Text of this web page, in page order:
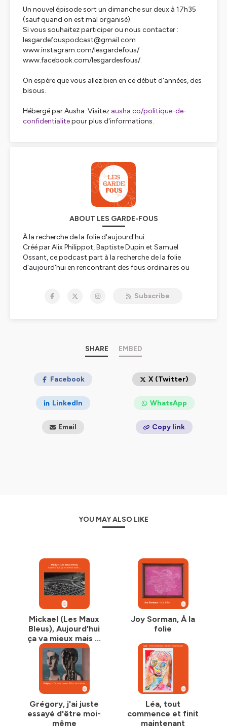
Un nouvel épisode sort un dimanche sur deux à 17h35
(sauf quand on est mal organisé).
Si vous souhaitez participer ou nous contacter :
lesgardefouspodcast@gmail.com
www.instagram.com/lesgardefous/
www.facebook.com/lesgardesfous/.
On espère que vous allez bien en ce début d'années, des
bisous.
Hébergé par Ausha. Visitez ausha.co/politique-de-
confidentialitepour plus d'informations.
ABOUT LES GARDE-FOUS
À la recherche de la folie d'aujourd'hui.
Créé par Alix Philippot, Baptiste Dupin et Samuel
Ossant, ce podcast part à la recherche de la folie
d'aujourd'hui en rencontrant des fous ordinaires ou
déstigmatise la folie en rendant la parole de tous ces
www.instagram.com/lesgardefous/
Nous contacter : lesgardefouspodcast@gmail.com
Hébergé par Ausha. Visitez
ausha.co/politique-de-
confidentialitepour plus d'informations.
Subscribe
SHARE EMBED
Facebook X (Twitter)
LinkedIn WhatsApp
Email Copy link
YOU MAY ALSO LIKE
Mickael (Les Maux
Bleus), Aujourd'hui
ça va mieux mais ...
Joy Sorman, À la
folie
Grégory, j'ai juste
essayé d'être moi-
même
Léa, tout
commence et finit
maintenant